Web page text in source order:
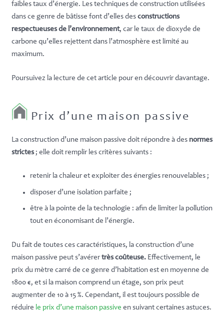
faibles taux d’énergie. Les techniques de construction utilisées
dans ce genre de bâtisse font d’elles des constructions
respectueuses de l’environnement, car le taux de dioxyde de
carbone qu’elles rejettent dans l’atmosphère est limité au
maximum.
Poursuivez la lecture de cet article pour en découvrir davantage.
Prix d’une maison passive
La construction d’une maison passive doit répondre à desnormes
strictes; elle doit remplir les critères suivants :
retenir la chaleur et exploiter des énergies renouvelables ;
disposer d’une isolation parfaite ;
être à la pointe de la technologie : afin de limiter la pollution
tout en économisant de l’énergie.
Du fait de toutes ces caractéristiques, la construction d’une
maison passive peut s’avérertrès coûteuse. Effectivement, le
prix du mètre carré de ce genre d’habitation est en moyenne de
1800 €, et si la maison comprend un étage, son prix peut
augmenter de 10 à 15 %. Cependant, il est toujours possible de
réduire le prix d’une maison passive en suivant certaines astuces.